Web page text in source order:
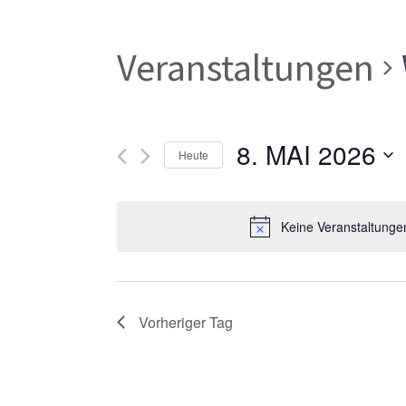
Keine
Veranstaltungen
Heute 8. MAI 2026
wählen.
Vorheriger Tag